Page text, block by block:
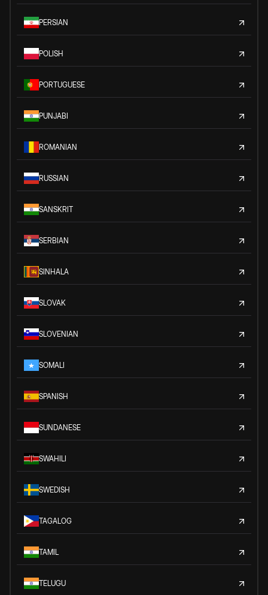
PERSIAN
POLISH
PORTUGUESE
PUNJABI
ROMANIAN
RUSSIAN
SANSKRIT
SERBIAN
SINHALA
SLOVAK
SLOVENIAN
SOMALI
SPANISH
SUNDANESE
SWAHILI
SWEDISH
TAGALOG
TAMIL
TELUGU